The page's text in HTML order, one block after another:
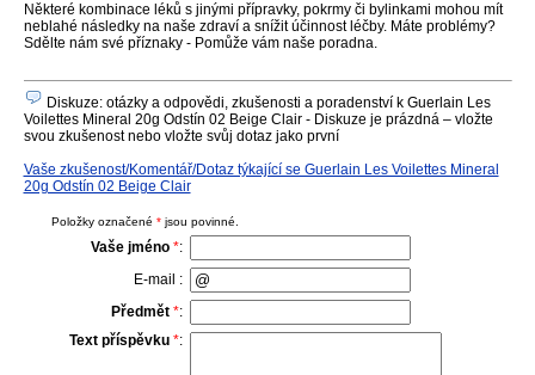
Některé kombinace léků s jinými přípravky, pokrmy či bylinkami mohou mít
neblahé následky na naše zdraví a snížit účinnost léčby. Máte problémy?
Sdělte nám své příznaky - Pomůže vám naše poradna.
Diskuze: otázky a odpovědi, zkušenosti a poradenství k Guerlain Les
Voilettes Mineral 20g Odstín 02 Beige Clair - Diskuze je prázdná – vložte
svou zkušenost nebo vložte svůj dotaz jako první
Vaše zkušenost/Komentář/Dotaz týkající se Guerlain Les Voilettes Mineral
20g Odstín 02 Beige Clair
Položky označené * jsou povinné.
Vaše jméno *:
E-mail :
Předmět *:
Text příspěvku *: